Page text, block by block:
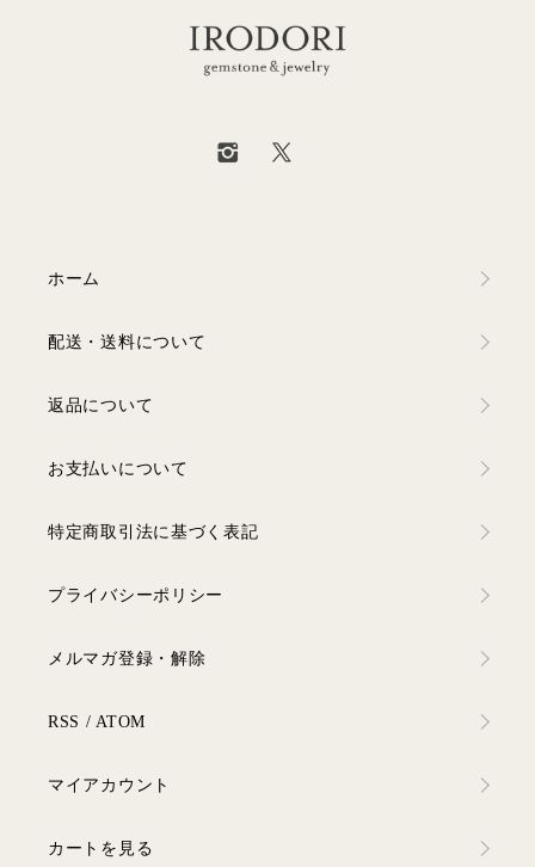
ホーム
配送・送料について
返品について
お支払いについて
特定商取引法に基づく表記
プライバシーポリシー
メルマガ登録・解除
RSS / ATOM
マイアカウント
カートを見る